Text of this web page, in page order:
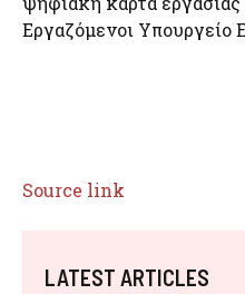
Εργαζόμενοι Υπουργείο
Source link
LATEST ARTICLES